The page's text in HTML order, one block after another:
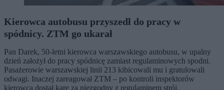
Kierowca autobusu przyszedł do pracy w
spódnicy. ZTM go ukarał
Pan Darek, 50-letni kierowca warszawskiego autobusu, w upalny
dzień założył do pracy spódnicę zamiast regulaminowych spodni.
Pasażerowie warszawskiej linii 213 kibicowali mu i gratulowali
odwagi. Inaczej zareagował ZTM – po kontroli inspektorów
kierowca dostał karę za niezgodny z regulaminem strój.